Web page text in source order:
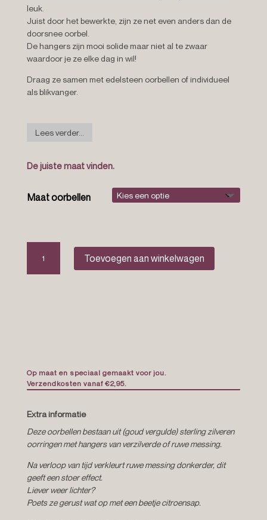
leuk.
Juist door het bewerkte, zijn ze net even anders dan de
doorsnee oorbel.
De hangers zijn mooi solide maar niet al te zwaar
waardoor je ze elke dag in wil!
Draag ze samen met edelsteen oorbellen of individueel
als blikvanger.
Lees verder...
De juiste maat vinden.
Maat oorbellen
Geometrische
maan
oorbellen
Toevoegen aan winkelwagen
Op maat en speciaal gemaakt voor jou.
Verzendkosten vanaf €2,95.
Extra informatie
Deze oorbellen bestaan uit (goud vergulde) sterling zilveren
oorringen met hangers van verzilverde of ruwe messing.
Na verloop van tijd verkleurt ruwe messing donkerder, dit
geeft een stoer effect.
Liever weer lichter?
Poets ze gerust wat op met een beetje citroensap.